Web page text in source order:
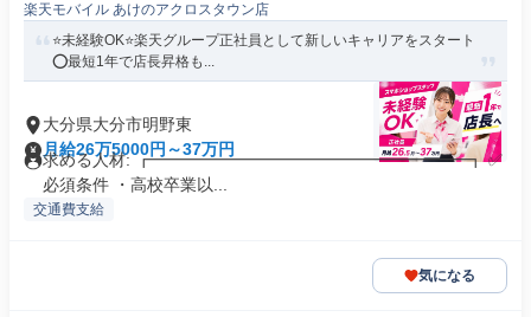
楽天モバイル あけのアクロスタウン店
⭐️未経験OK⭐️楽天グループ正社員として新しいキャリアをスタート
⭕️最短1年で店長昇格も...
大分県大分市明野東
月給26万5000円～37万円
求める人材: ┏━━━━━━━━━━━━━━━━━━━┓ ✅️
必須条件 ・高校卒業以...
交通費支給
気になる